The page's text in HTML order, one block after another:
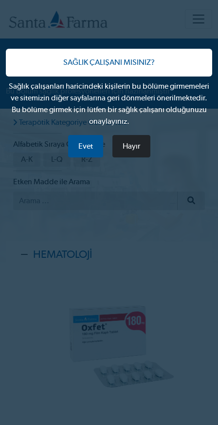
ÜRÜNLERIMIZ HEMATOLOJİ
Bu bölüm sağlık profesyonelleri için hazırlanmıştır
Terapötik Kategoriye Göre Listele
Alfabetik Sıraya Göre Listele
A-K
L-Q R-Z
Etken Madde ile Arama
HEMATOLOJİ
SAĞLIK ÇALIŞANI MISINIZ?
Sağlık çalışanları haricindeki kişilerin bu bölüme girmemeleri
ve sitemizin diğer sayfalarına geri dönmeleri önerilmektedir.
Bu bölüme girmek için lütfen bir sağlık çalışanı olduğunuzu
onaylayınız.
Evet Hayır